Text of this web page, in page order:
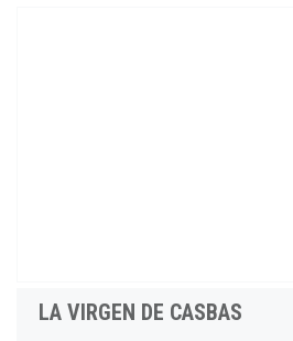
LA VIRGEN DE CASBAS